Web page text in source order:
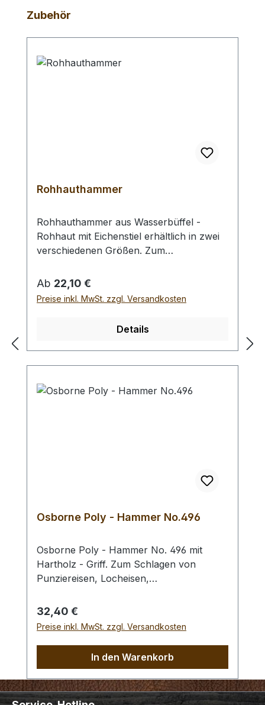
Produktgalerie überspringen
Zubehör
Rohhauthammer
Rohhauthammer aus Wasserbüffel -
Rohhaut mit Eichenstiel erhältlich in zwei
verschiedenen Größen. Zum
Locheisen, Punziereisen, etc.
Auswahlliste:#1 Gesamtgewicht: 295
Gramm / Kopf - Ø : 48 mm / Gesamtlänge
Kopf - Ø : 42 mm / Gesamtlänge : 290 mm
- Bei einer Bestellung 1 Stück erhalten Sie
1 Rohhauthammer der gewählten Größe.
Regulärer Preis:
Ab 22,10 €
Preise inkl. MwSt. zzgl. Versandkosten
Details
Osborne Poly - Hammer No.496
Osborne Poly - Hammer No. 496 mit
Hartholz - Griff. Zum Schlagen von
Punziereisen, Locheisen,
Schlagfläche. Wenig Rückschlag durch
schlagabsorbierenden Poly -
Hammerkopf. 240 gr Gesamtgewicht /
Regulärer Preis:
32,40 €
Preise inkl. MwSt. zzgl. Versandkosten
In den Warenkorb